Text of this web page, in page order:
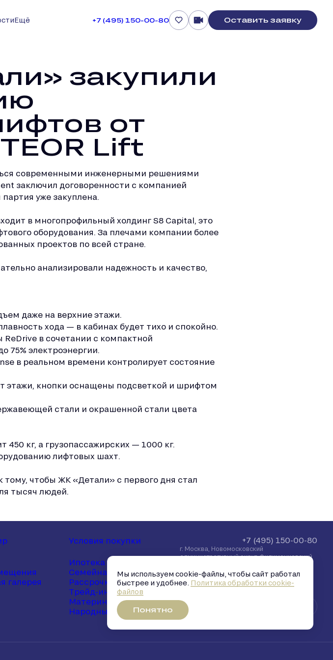
Ещё +7 (495) 150-00-80 Оставить заявку
закупили
от
Lift
современными инженерными решениями
заключил договоренности с компанией
уже закуплена.
в многопрофильный холдинг S8 Capital, это
оборудования. За плечами компании более
проектов по всей стране.
анализировали надежность и качество,
даже на верхние этажи.
хода — в кабинах будет тихо и спокойно.
в сочетании с компактной
75% электроэнергии.
в реальном времени контролирует состояние
этажи, кнопки оснащены подсветкой и шрифтом
стали и окрашенной стали цвета
450 кг, а грузопассажирских — 1000 кг.
лифтовых шахт.
чтобы ЖК «Детали» с первого дня стал
тысяч людей.
галерея
Условия покупки
Ипотека
Семейная ипотека
Рассрочка
Трейд-ин
Материнский капитал
Народный брокер
+7 (495) 150-00-80
г. Москва, Новомосковский
административный округ, Филимонковский
Харлампиева, д. 32
Мы используем cookie-файлы, чтобы сайт работал
быстрее и удобнее. Политика обработки cookie-
файлов
Понятно